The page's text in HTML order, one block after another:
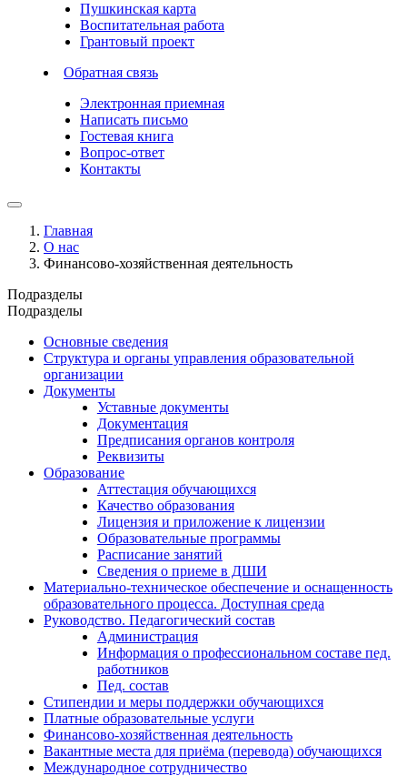
Пушкинская карта
Воспитательная работа
Грантовый проект
Обратная связь
Электронная приемная
Написать письмо
Гостевая книга
Вопрос-ответ
Контакты
Главная
О нас
Финансово-хозяйственная деятельность
Подразделы
Подразделы
Основные сведения
Структура и органы управления образовательной
организации
Документы
Уставные документы
Документация
Предписания органов контроля
Реквизиты
Образование
Аттестация обучающихся
Качество образования
Лицензия и приложение к лицензии
Образовательные программы
Расписание занятий
Сведения о приеме в ДШИ
Материально-техническое обеспечение и оснащенность
образовательного процесса. Доступная среда
Руководство. Педагогический состав
Администрация
Информация о профессиональном составе пед.
работников
Пед. состав
Стипендии и меры поддержки обучающихся
Платные образовательные услуги
Финансово-хозяйственная деятельность
Вакантные места для приёма (перевода) обучающихся
Международное сотрудничество